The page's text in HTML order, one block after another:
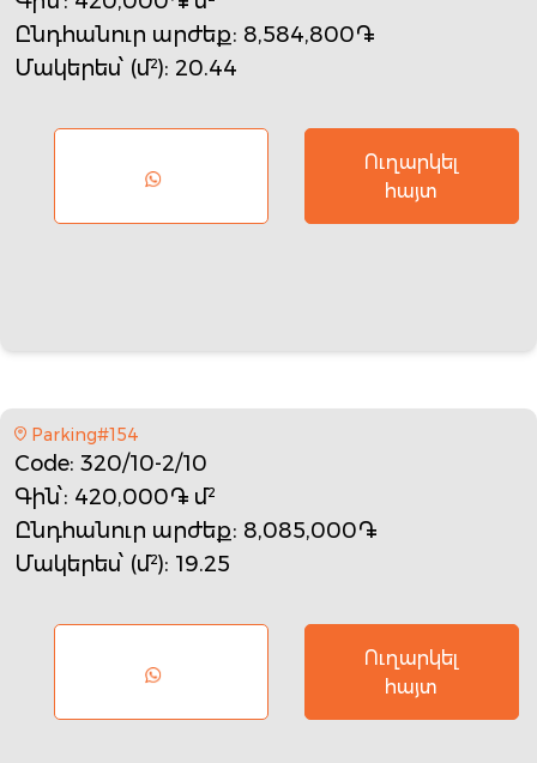
Ընդհանուր արժեք: 8,584,800֏
Մակերես՝ (մ²): 20.44
Ուղարկել
հայտ
Parking#154
Code: 320/10-2/10
Գին՝: 420,000֏ մ²
Ընդհանուր արժեք: 8,085,000֏
Մակերես՝ (մ²): 19.25
Ուղարկել
հայտ